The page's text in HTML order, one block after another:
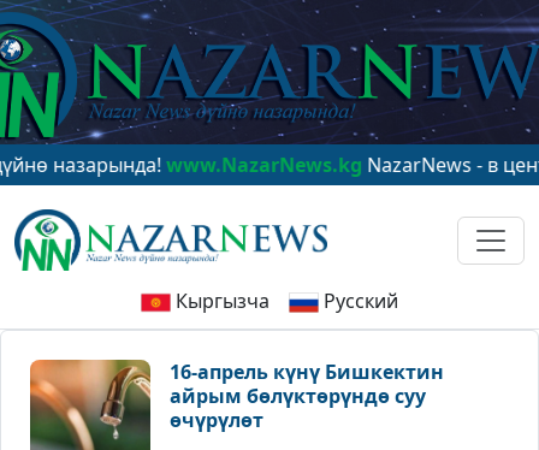
www.NazarNews.kgNazarNews - в центре
Кыргызча Русский
16-апрель күнү Бишкектин
айрым бөлүктөрүндө суу
өчүрүлөт